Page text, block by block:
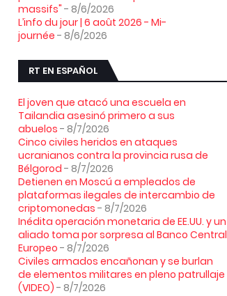
massifs" - 8/6/2026
L’info du jour | 6 août 2026 - Mi-
journée - 8/6/2026
RT EN ESPAÑOL
El joven que atacó una escuela en
Tailandia asesinó primero a sus
abuelos - 8/7/2026
Cinco civiles heridos en ataques
ucranianos contra la provincia rusa de
Bélgorod - 8/7/2026
Detienen en Moscú a empleados de
plataformas ilegales de intercambio de
criptomonedas - 8/7/2026
Inédita operación monetaria de EE.UU. y un
aliado toma por sorpresa al Banco Central
Europeo - 8/7/2026
Civiles armados encañonan y se burlan
de elementos militares en pleno patrullaje
(VIDEO) - 8/7/2026